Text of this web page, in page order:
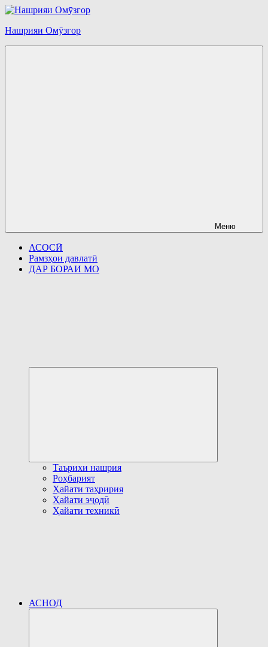
Перейти
содержимому
Нашрияи Омӯзгор
Меню
АСОСӢ
Рамзҳои давлатӣ
ДАР БОРАИ МО
Таърихи нашрия
Роҳбарият
Ҳайати таҳририя
Ҳайати эҷодӣ
Ҳайати техникӣ
АСНОД